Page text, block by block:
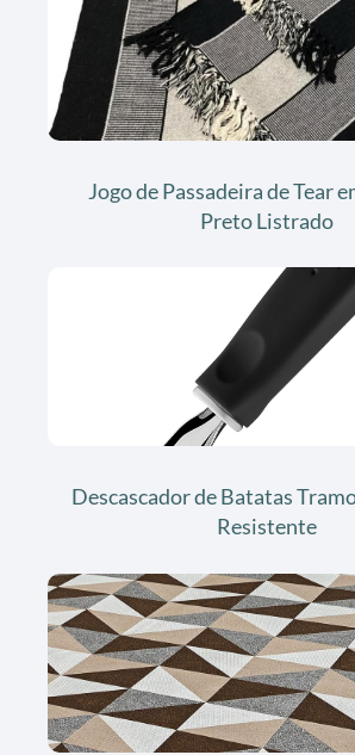
Jogo de Passadeira de Tear
Preto Listrado
Descascador de Batatas
Resistente